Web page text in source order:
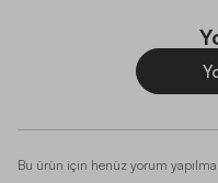
Bu ürün için henüz yorum